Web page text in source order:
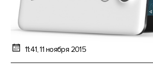
11:41, 11 ноября 2015